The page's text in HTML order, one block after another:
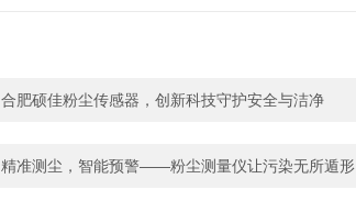
合肥硕佳粉尘传感器，创新科技守护安全与洁净
精准测尘，智能预警——粉尘测量仪让污染无所遁形